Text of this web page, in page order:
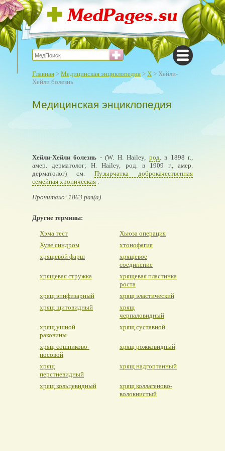
Главная > Медицинская энциклопедия > Х > Хейли-
Хейли болезнь
Медицинская энциклопедия
Хейли-Хейли болезнь - (W. Н. Hailey, род. в 1898 г.,
амер. дерматолог; Н. Hailey, род. в 1909 г., амер.
дерматолог) см. Пузырчатка доброкачественная
семейная хроническая .
Прочитано: 1863 раз(а)
Другие термины:
Хэма тест
Хьюза операция
Хуве синдром
хтонофагия
хрящевой фарш
хрящевое
соединение
хрящевая стружка
хрящевая пластинка
роста
хрящ эпифизарный
хрящ эластический
хрящ щитовидный
хрящ
черпаловидный
хрящ ушной
раковины
хрящ суставной
хрящ сошниково-
носовой
хрящ рожковидный
хрящ
перстневидный
хрящ надгортанный
хрящ кольцевидный
хрящ коллагеново-
волокнистый